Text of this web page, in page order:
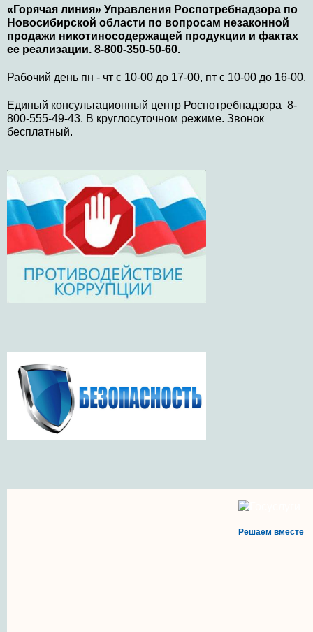
«Горячая линия» Управления Роспотребнадзора по
Новосибирской области по вопросам незаконной
продажи никотиносодержащей продукции и фактах
ее реализации. 8-800-350-50-60.
Рабочий день пн - чт с 10-00 до 17-00, пт с 10-00 до 16-00.
Единый консультационный центр Роспотребнадзора 8-
800-555-49-43. В круглосуточном режиме. Звонок
бесплатный.
Решаем вместе